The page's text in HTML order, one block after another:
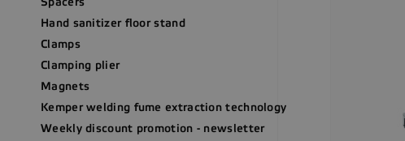
Hand sanitizer floor stand
Clamps
Clamping plier
Magnets
Kemper welding fume extraction technology
Weekly discount promotion - newsletter